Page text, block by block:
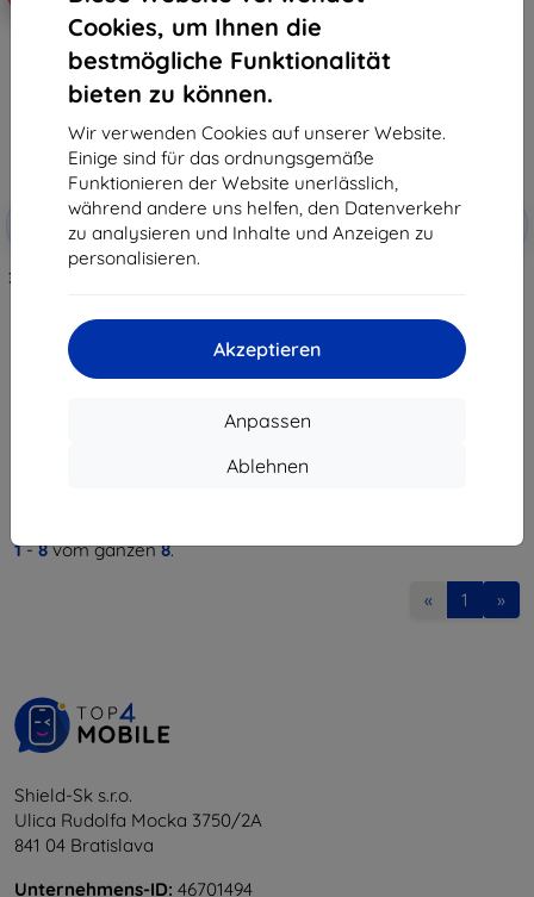
Cookies, um Ihnen die
bestmögliche Funktionalität
bieten zu können.
Wir verwenden Cookies auf unserer Website.
Einige sind für das ordnungsgemäße
Funktionieren der Website unerlässlich,
während andere uns helfen, den Datenverkehr
zu analysieren und Inhalte und Anzeigen zu
personalisieren.
Akzeptieren
Anpassen
Ablehnen
Rabatt
Gutschein
EXTRA10
3MK Foil ARC+ FS Asus Zenfone 8
€ 10,90
Auf Lager > 5 Stk.
-10%
Rabatt
mit
Gutschein
1-8vom ganzen8.
« 1 »
Shield-Sk s.r.o.
Ulica Rudolfa Mocka 3750/2A
841 04 Bratislava
Unternehmens-ID: 46701494